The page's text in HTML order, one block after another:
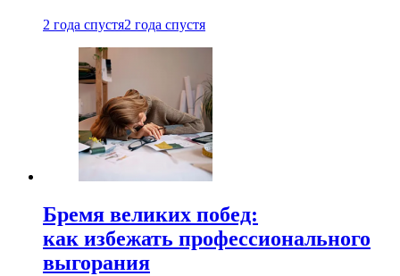
2 года спустя2 года спустя
Бремя великих побед:
как избежать профессионального
выгорания